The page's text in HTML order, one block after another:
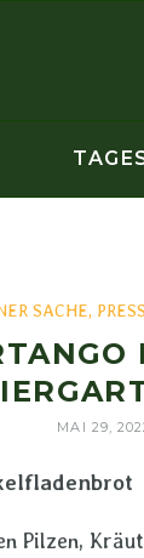
SACHE,
MAI 29,
Pilzen,